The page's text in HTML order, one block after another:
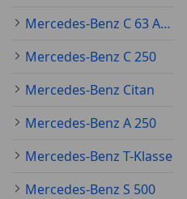
Mercedes-Benz C 63 AMG
Mercedes-Benz C 250
Mercedes-Benz Citan
Mercedes-Benz A 250
Mercedes-Benz T-Klasse
Mercedes-Benz S 500